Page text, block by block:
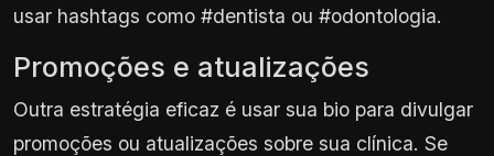
usar hashtags como #dentista ou #odontologia.
Promoções e atualizações
Outra estratégia eficaz é usar sua bio para divulgar
promoções ou atualizações sobre sua clínica. Se